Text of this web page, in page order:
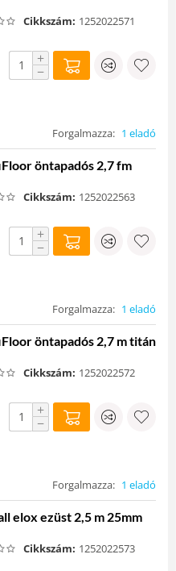
Cikkszám: 1252022571
+
−
Forgalmazza: 1 eladó
öntapadós 2,7 fm
Cikkszám: 1252022563
+
−
Forgalmazza: 1 eladó
öntapadós 2,7 m titán
Cikkszám: 1252022572
+
−
Forgalmazza: 1 eladó
elox ezüst 2,5 m 25mm
Cikkszám: 1252022573